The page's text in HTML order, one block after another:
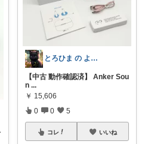
とろひま の よろず屋～お得な商品たち～
【中古 動作確認済】 Anker Sou
n ...
￥ 15,606
0 0 5
コレ いいね